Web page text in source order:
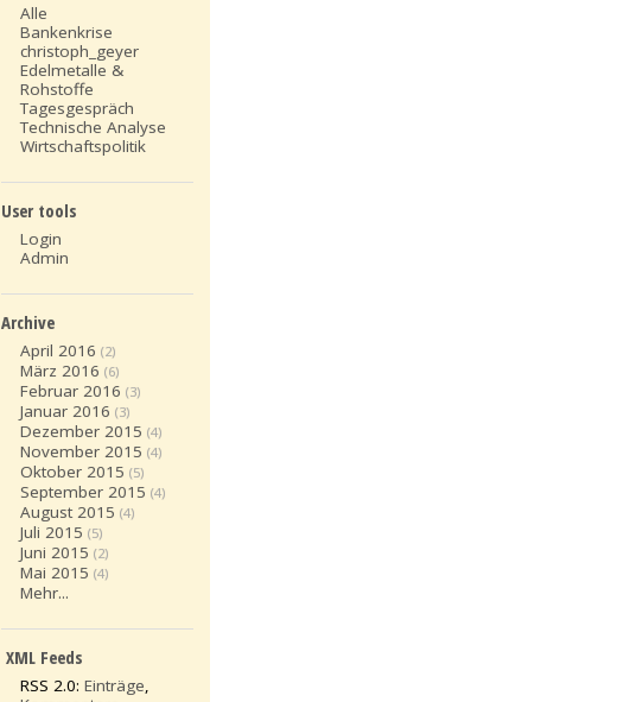
Alle
Bankenkrise
christoph_geyer
Edelmetalle &
Rohstoffe
Tagesgespräch
Technische Analyse
Wirtschaftspolitik
User tools
Login
Admin
Archive
April 2016 (2)
März 2016 (6)
Februar 2016 (3)
Januar 2016 (3)
Dezember 2015 (4)
November 2015 (4)
Oktober 2015 (5)
September 2015 (4)
August 2015 (4)
Juli 2015 (5)
Juni 2015 (2)
Mai 2015 (4)
Mehr...
XML Feeds
RSS 2.0:Einträge